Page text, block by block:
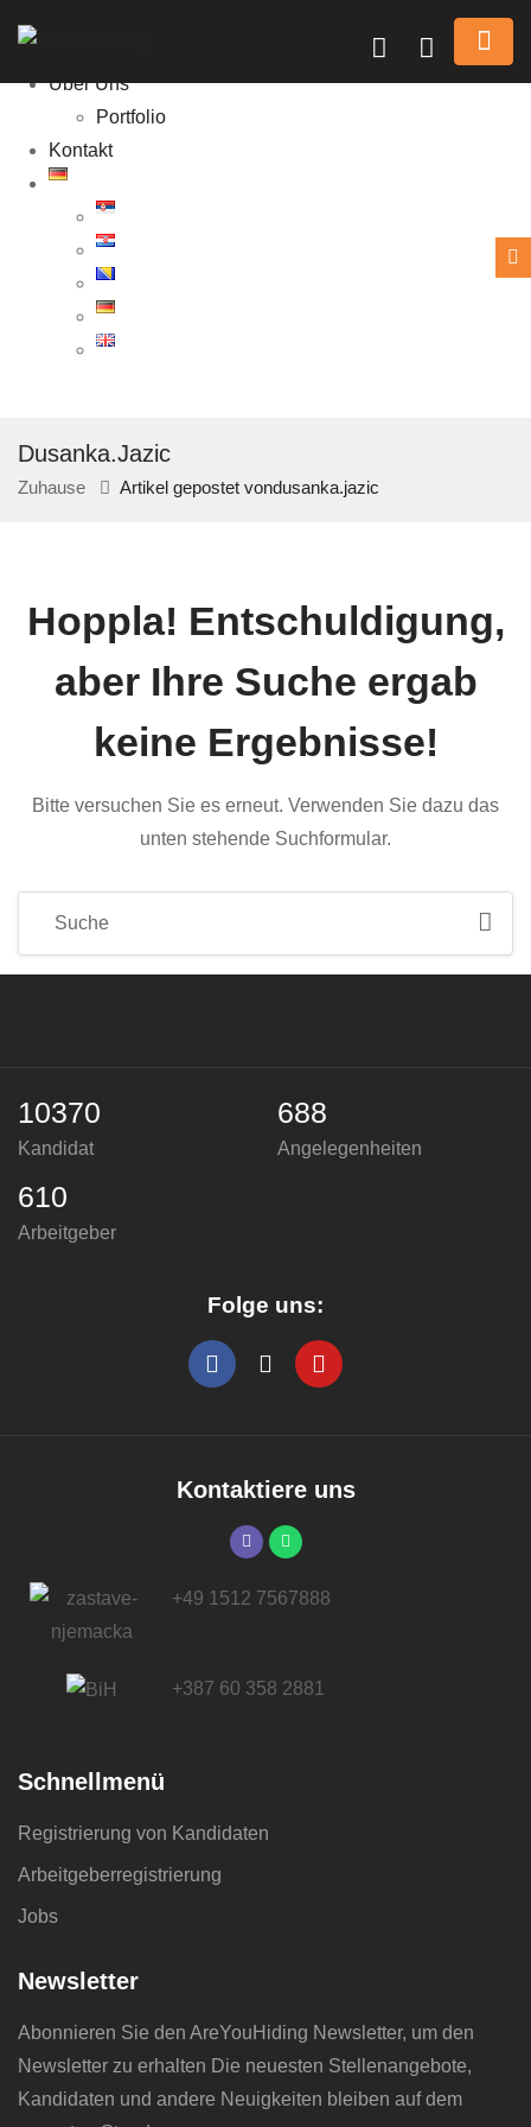
Über Uns
Portfolio
Kontakt
Dusanka.jazic
Zuhause Artikel gepostet vondusanka.jazic
Hoppla! Entschuldigung,
aber Ihre Suche ergab
keine Ergebnisse!
Bitte versuchen Sie es erneut. Verwenden Sie dazu das
unten stehende Suchformular.
10370
Kandidat
688
Angelegenheiten
610
Arbeitgeber
Folge uns:
Kontaktiere uns
+49 1512 7567888
+387 60 358 2881
Schnellmenü
Registrierung von Kandidaten
Arbeitgeberregistrierung
Jobs
Newsletter
Abonnieren Sie den AreYouHiding Newsletter, um den
Newsletter zu erhalten Die neuesten Stellenangebote,
Kandidaten und andere Neuigkeiten bleiben auf dem